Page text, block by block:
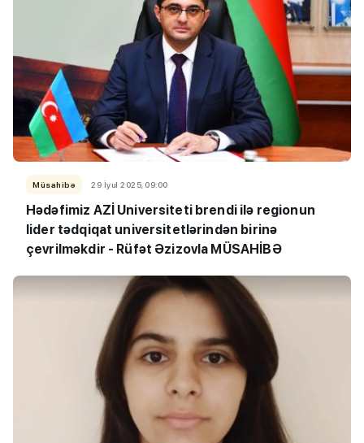
Müsahibə 29 İyul 2025, 09:00
Hədəfimiz AZİ Universiteti brendi ilə regionun
lider tədqiqat universitetlərindən birinə
çevrilməkdir - Rüfət Əzizovla MÜSAHİBƏ